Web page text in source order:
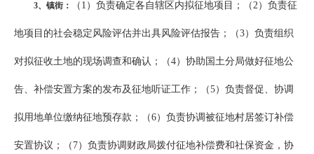
3、镇街： （1）负责确定各自辖区内拟征地项目；（2）负责征
地项目的社会稳定风险评估并出具风险评估报告；（3）负责组织
对拟征收土地的现场调查和确认；（4）协助国土分局做好征地公
告、补偿安置方案的发布及征地听证工作；（5）负责督促、协调
拟用地单位缴纳征地预存款；（6）负责协调被征地村居签订补偿
安置协议；（7）负责协调财政局拨付征地补偿费和社保资金，协